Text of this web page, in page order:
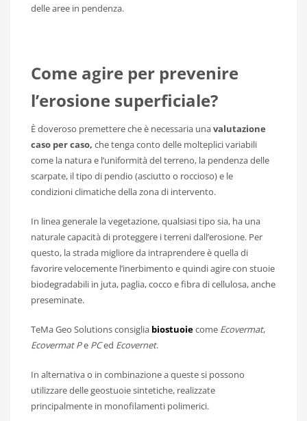
delle aree in pendenza.
Come agire per prevenire
l’erosione superficiale?
È doveroso premettere che è necessaria unavalutazione
caso per caso, che tenga conto delle molteplici variabili
come la natura e l’uniformità del terreno, la pendenza delle
scarpate, il tipo di pendio (asciutto o roccioso) e le
condizioni climatiche della zona di intervento.
In linea generale la vegetazione, qualsiasi tipo sia, ha una
naturale capacità di proteggere i terreni dall’erosione. Per
questo, la strada migliore da intraprendere è quella di
favorire velocemente l’inerbimento e quindi agire con stuoie
biodegradabili in juta, paglia, cocco e fibra di cellulosa, anche
preseminate.
TeMa Geo Solutions consiglia biostuoiecome Ecovermat,
Ecovermat Pe PCed Ecovernet.
In alternativa o in combinazione a queste si possono
utilizzare delle geostuoie sintetiche, realizzate
principalmente in monofilamenti polimerici.